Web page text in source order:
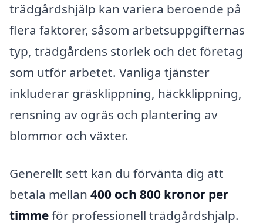
trädgårdshjälp kan variera beroende på
flera faktorer, såsom arbetsuppgifternas
typ, trädgårdens storlek och det företag
som utför arbetet. Vanliga tjänster
inkluderar gräsklippning, häckklippning,
rensning av ogräs och plantering av
blommor och växter.
Generellt sett kan du förvänta dig att
betala mellan 400 och 800 kronor per
timmeför professionell trädgårdshjälp.